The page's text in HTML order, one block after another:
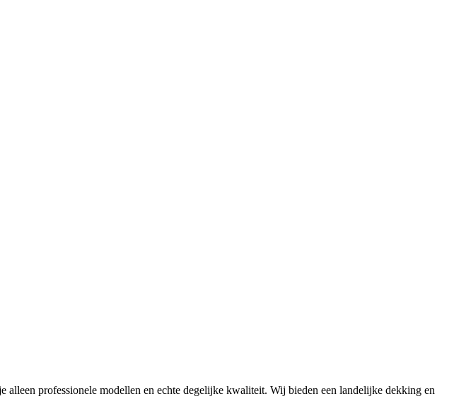
professionele modellen en echte degelijke kwaliteit. Wij bieden een landelijke dekking en